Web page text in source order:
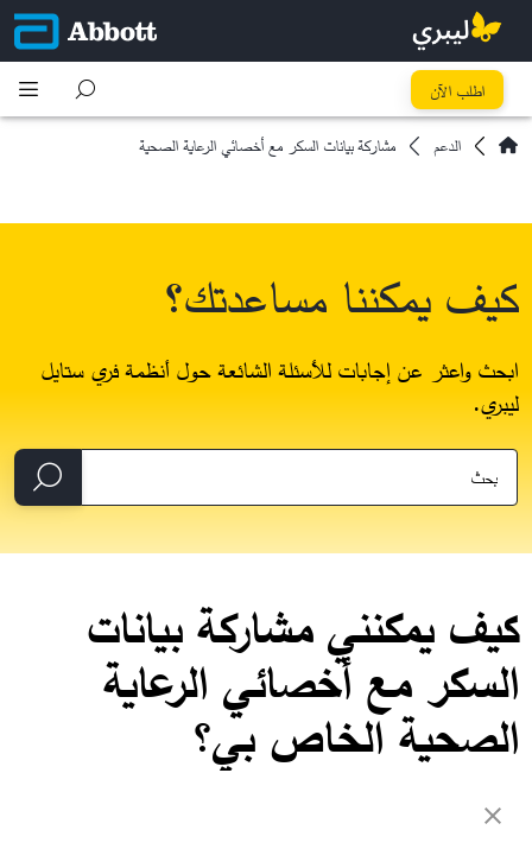
اطلب الآن
الدعم
مشاركة بيانات السكر مع أخصائي الرعاية الصحية
كيف يمكننا مساعدتك؟
ابحث واعثر عن إجابات للأسئلة الشائعة حول أنظمة فري ستايل
ليبري.
كيف يمكنني مشاركة بيانات
السكر مع أخصائي الرعاية
الصحية الخاص بي؟
تقارير البريد الإلكتروني أو الرسائل النصية مباشرة من التطبيق من خلال
النقر على أيقونة المشاركة المعروضة في أسفل كل تقرير متاحة داخل